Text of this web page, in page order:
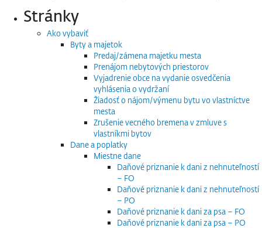
Stránky
Ako vybaviť
Byty a majetok
Predaj/zámena majetku mesta
Prenájom nebytových priestorov
Vyjadrenie obce na vydanie osvedčenia
vyhlásenia o vydržaní
Žiadosť o nájom/výmenu bytu vo vlastníctve
mesta
Zrušenie vecného bremena v zmluve s
vlastníkmi bytov
Dane a poplatky
Miestne dane
Daňové priznanie k dani z nehnuteľností
– FO
Daňové priznanie k dani z nehnuteľností
– PO
Daňové priznanie k dani za psa – FO
Daňové priznanie k dani za psa – PO